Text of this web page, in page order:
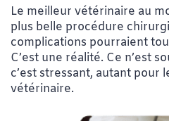
Le meilleur vétérinaire au
plus belle procédure
complications pourraient
C’est une réalité. Ce n’est
c’est stressant, autant pour
vétérinaire.